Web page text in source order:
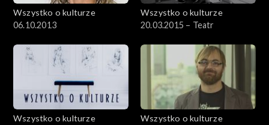
Wszystko o kulturze
06.10.2013
Wszystko o kulturze
20.03.2015 – Teatr
Wszystko o kulturze
Wszystko o kulturze